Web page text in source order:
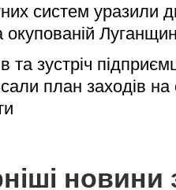
систем уразили
окупованій
та зустріч
план заходів на
новини